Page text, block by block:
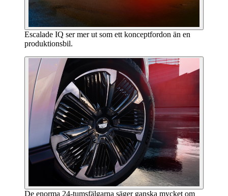
Escalade IQ ser mer ut som ett konceptfordon än en
produktionsbil.
De enorma 24-tumsfälgarna säger ganska mycket om